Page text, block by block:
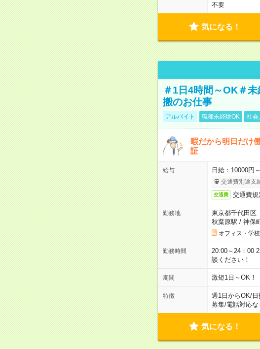
不要
気になる！
＃1日4時間～OK＃
搬のお仕事
アルバイト 職種未経験OK 社会
暇だから明日だけ
証
給与 日給：10000円
交通費別途支
交通費 交通費規
勤務地
東京都千代田区
秋葉原駅 / 神保
オフィス・学
勤務時間
20:00～24：00
談ください！
期間 激短1日～OK
特徴 週1日からOK/日
募集/電話対応な
気になる！